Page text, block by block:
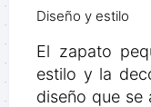
Diseño y estilo
El zapato
estilo y la
diseño que se